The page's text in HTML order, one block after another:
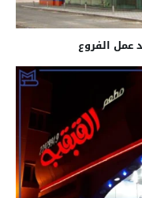
عمل الفروع